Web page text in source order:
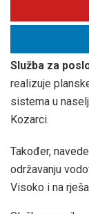
Služba za
realizuje
sistema u
Kozarci.
Također,
održavanju
Visoko i na